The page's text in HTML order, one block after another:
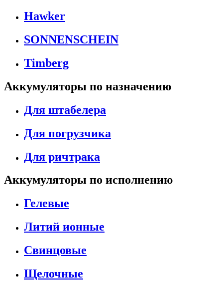
Hawker
SONNENSCHEIN
Timberg
Аккумуляторы по назначению
Для штабелера
Для погрузчика
Для ричтрака
Аккумуляторы по исполнению
Гелевые
Литий ионные
Свинцовые
Щелочные